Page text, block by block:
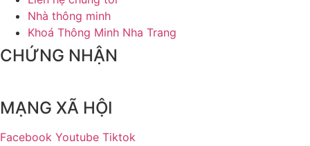
Nhà thông minh
Khoá Thông Minh Nha Trang
CHỨNG NHẬN
MẠNG XÃ HỘI
Facebook Youtube Tiktok